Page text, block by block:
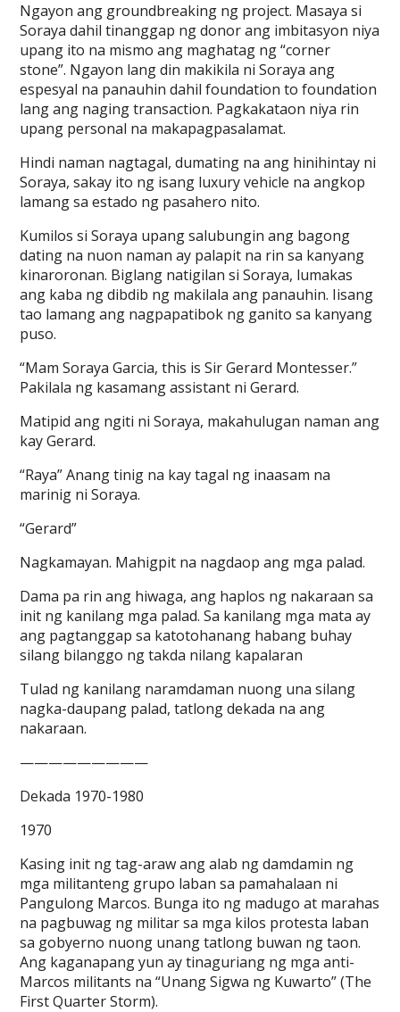
Ngayon ang groundbreaking ng project. Masaya si
Soraya dahil tinanggap ng donor ang imbitasyon niya
upang ito na mismo ang maghatag ng “corner
stone”. Ngayon lang din makikila ni Soraya ang
espesyal na panauhin dahil foundation to foundation
lang ang naging transaction. Pagkakataon niya rin
upang personal na makapagpasalamat.
Hindi naman nagtagal, dumating na ang hinihintay ni
Soraya, sakay ito ng isang luxury vehicle na angkop
lamang sa estado ng pasahero nito.
Kumilos si Soraya upang salubungin ang bagong
dating na nuon naman ay palapit na rin sa kanyang
kinaroronan. Biglang natigilan si Soraya, lumakas
ang kaba ng dibdib ng makilala ang panauhin. Iisang
tao lamang ang nagpapatibok ng ganito sa kanyang
puso.
“Mam Soraya Garcia, this is Sir Gerard Montesser.”
Pakilala ng kasamang assistant ni Gerard.
Matipid ang ngiti ni Soraya, makahulugan naman ang
kay Gerard.
“Raya” Anang tinig na kay tagal ng inaasam na
marinig ni Soraya.
“Gerard”
Nagkamayan. Mahigpit na nagdaop ang mga palad.
Dama pa rin ang hiwaga, ang haplos ng nakaraan sa
init ng kanilang mga palad. Sa kanilang mga mata ay
ang pagtanggap sa katotohanang habang buhay
silang bilanggo ng takda nilang kapalaran
Tulad ng kanilang naramdaman nuong una silang
nagka-daupang palad, tatlong dekada na ang
nakaraan.
—————————
Dekada 1970-1980
1970
Kasing init ng tag-araw ang alab ng damdamin ng
mga militanteng grupo laban sa pamahalaan ni
Pangulong Marcos. Bunga ito ng madugo at marahas
na pagbuwag ng militar sa mga kilos protesta laban
sa gobyerno nuong unang tatlong buwan ng taon.
Ang kaganapang yun ay tinaguriang ng mga anti-
Marcos militants na “Unang Sigwa ng Kuwarto” (The
First Quarter Storm).